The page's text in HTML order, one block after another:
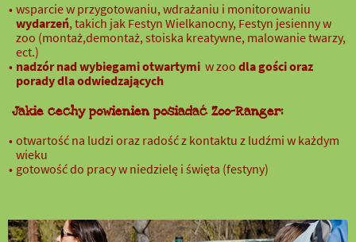
wsparcie w przygotowaniu, wdrażaniu i monitorowaniu
wydarzeń, takich jak Festyn Wielkanocny, Festyn jesienny w
zoo (montaż,demontaż, stoiska kreatywne, malowanie twarzy,
ect.)
nadzór nad wybiegami otwartymi w zoo dla gości oraz
porady dla odwiedzających
Jakie cechy powienien posiadać Zoo-Ranger:
otwartość na ludzi oraz radość z kontaktu z ludźmi w każdym
wieku
gotowość do pracy w niedzielę i święta (festyny)